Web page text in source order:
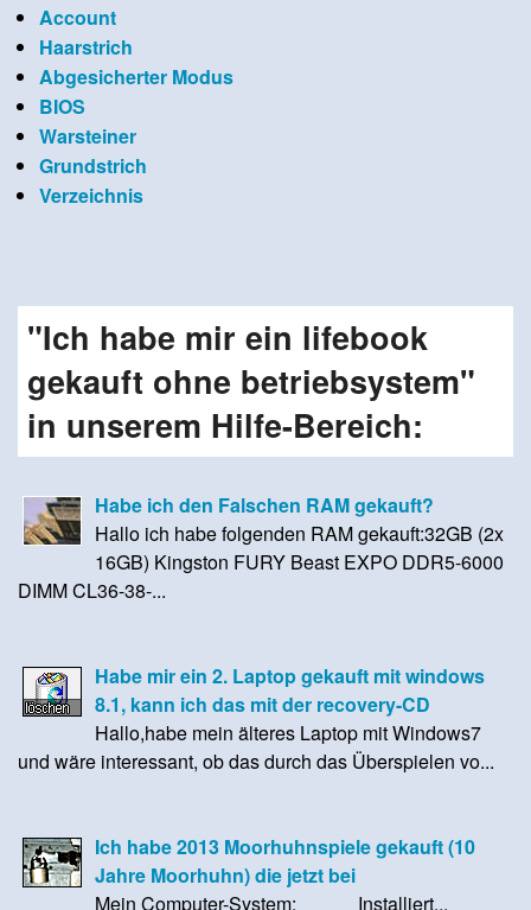
Account
Haarstrich
Abgesicherter Modus
BIOS
Warsteiner
Grundstrich
Verzeichnis
"Ich habe mir ein lifebook
gekauft ohne betriebsystem"
in unserem Hilfe-Bereich:
Habe ich den Falschen RAM gekauft?
Hallo ich habe folgenden RAM gekauft:32GB (2x
16GB) Kingston FURY Beast EXPO DDR5-6000
DIMM CL36-38-...
Habe mir ein 2. Laptop gekauft mit windows
8.1, kann ich das mit der recovery-CD
Hallo,habe mein älteres Laptop mit Windows7
und wäre interessant, ob das durch das Überspielen vo...
Ich habe 2013 Moorhuhnspiele gekauft (10
Jahre Moorhuhn) die jetzt bei
Mein Computer-System: Installiert...